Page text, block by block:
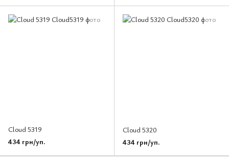
Cloud 5319
434 грн/уп.
Cloud 5320
434 грн/уп.